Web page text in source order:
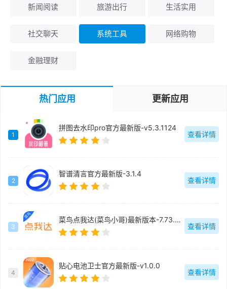
新闻阅读 旅游出行 生活实用
社交聊天 系统工具 网络购物
金融理财
热门应用 更新应用
1
拼图去水印pro官方最新版-v5.3.1124
查看详情
2
智谱清言官方最新版-3.1.4
查看详情
3
菜鸟点我达(菜鸟小哥)最新版本-7.73.0.6
查看详情
4
贴心电池卫士官方最新版-v1.0.0
查看详情